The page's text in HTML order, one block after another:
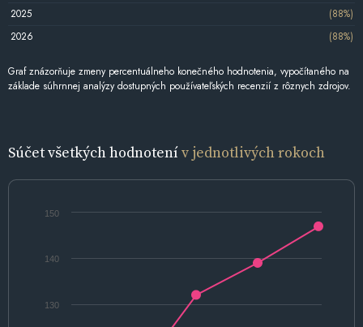
2025
(88%)
2026
(88%)
Graf znázorňuje zmeny percentuálneho konečného hodnotenia, vypočítaného na
základe súhrnnej analýzy dostupných používateľských recenzií z rôznych zdrojov.
Súčet všetkých hodnotenív jednotlivých rokoch
130
140
150